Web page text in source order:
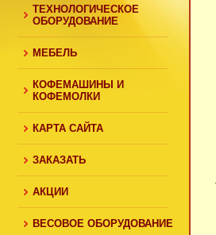
ТЕХНОЛОГИЧЕСКОЕ
ОБОРУДОВАНИЕ
МЕБЕЛЬ
КОФЕМАШИНЫ И
КОФЕМОЛКИ
КАРТА САЙТА
ЗАКАЗАТЬ
АКЦИИ
ВЕСОВОЕ ОБОРУДОВАНИЕ